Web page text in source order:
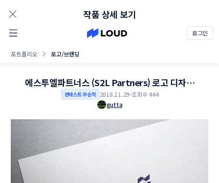
로그인
포트폴리오 로고/브랜딩
작품 상세 보기
에스투엘파트너스 (S2L Partners) 로고 디자인
의뢰
콘테스트 우승작 2018.11.29 조회수 444
gutta